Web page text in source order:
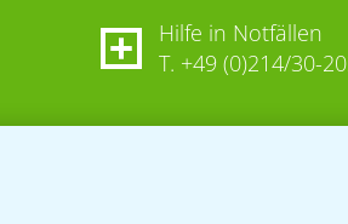
Hilfe in Notfällen
T. +49 (0)214/30-